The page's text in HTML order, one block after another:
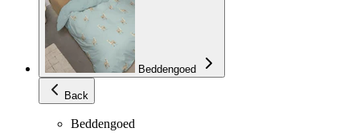
Beddengoed
Back
Beddengoed